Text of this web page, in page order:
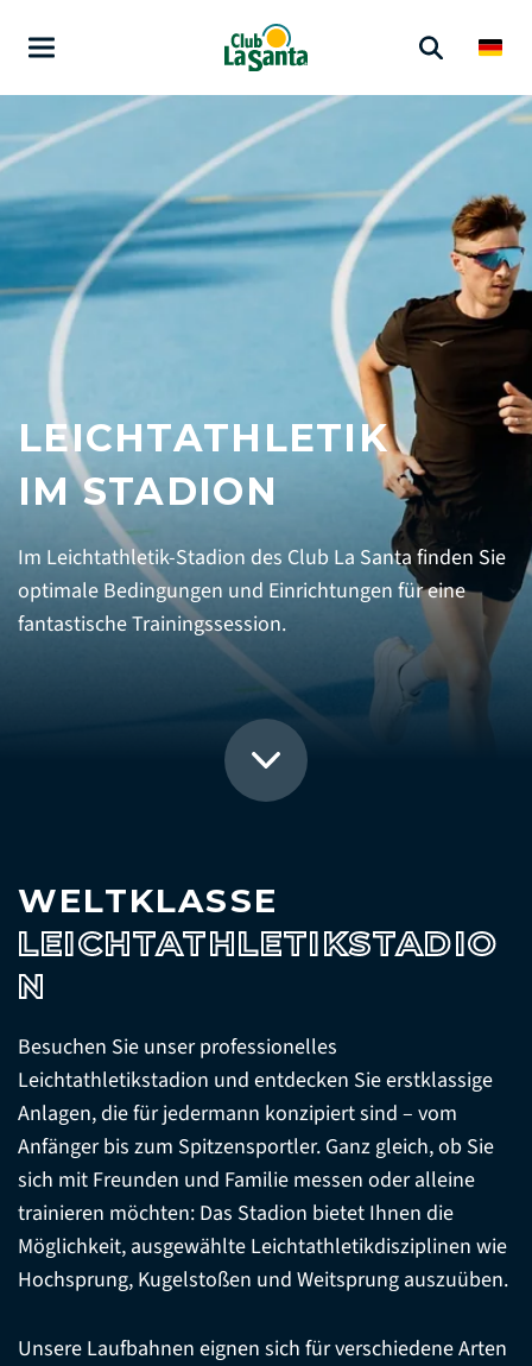
LEICHTATHLETIK
IM STADION
Im Leichtathletik-Stadion des Club La Santa finden Sie
optimale Bedingungen und Einrichtungen für eine
fantastische Trainingssession.
WELTKLASSE
LEICHTATHLETIKSTADIO
N
Besuchen Sie unser professionelles
Leichtathletikstadion und entdecken Sie erstklassige
Anlagen, die für jedermann konzipiert sind – vom
Anfänger bis zum Spitzensportler. Ganz gleich, ob Sie
sich mit Freunden und Familie messen oder alleine
trainieren möchten: Das Stadion bietet Ihnen die
Möglichkeit, ausgewählte Leichtathletikdisziplinen wie
Hochsprung, Kugelstoßen und Weitsprung auszuüben.
Unsere Laufbahnen eignen sich für verschiedene Arten